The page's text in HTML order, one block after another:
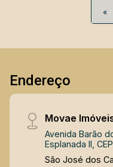
«
Endereço
Movae
Avenida Barão
Esplanada II,
São José dos